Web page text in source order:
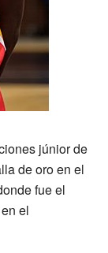
júnior de
de oro en el
fue el
el